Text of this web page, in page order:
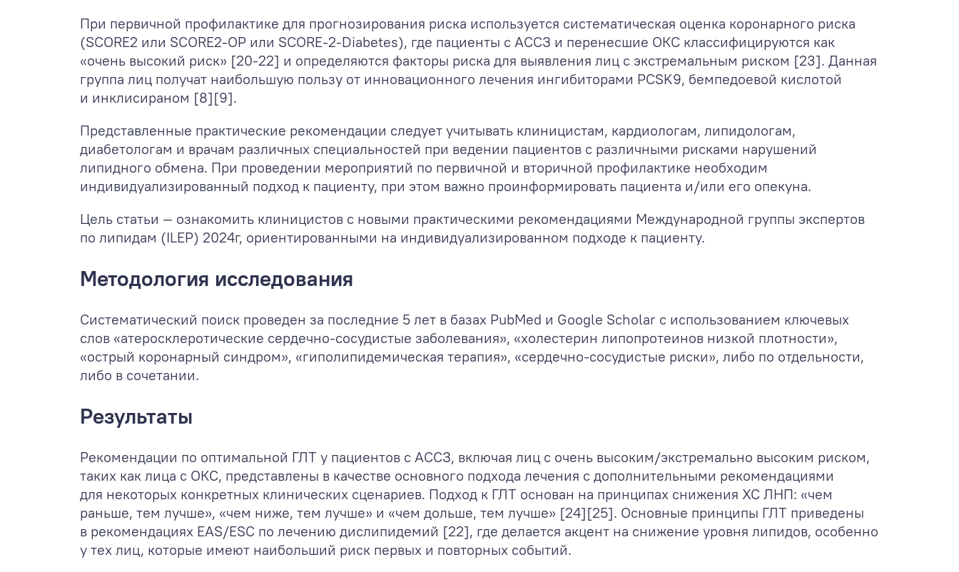
При первичной профилактике для прогнозирования риска используется систематическая оценка коронарного риска
(SCORE2 или SCORE2-OP или SCORE-2-Diabetes), где пациенты с АССЗ и перенесшие ОКС классифицируются как
«очень высокий риск» [20-22] и определяются факторы риска для выявления лиц с экстремальным риском [23]. Данная
группа лиц получат наибольшую пользу от инновационного лечения ингибиторами PCSK9, бемпедоевой кислотой
и инклисираном [8][9].
Представленные практические рекомендации следует учитывать клиницистам, кардиологам, липидологам,
диабетологам и врачам различных специальностей при ведении пациентов с различными рисками нарушений
липидного обмена. При проведении мероприятий по первичной и вторичной профилактике необходим
индивидуализированный подход к пациенту, при этом важно проинформировать пациента и/или его опекуна.
Цель статьи — ознакомить клиницистов с новыми практическими рекомендациями Международной группы экспертов
по липидам (ILEP) 2024г, ориентированными на индивидуализированном подходе к пациенту.
Методология исследования
Систематический поиск проведен за последние 5 лет в базах PubMed и Google Scholar с использованием ключевых
слов «атеросклеротические сердечно-сосудистые заболевания», «холестерин липопротеинов низкой плотности»,
«острый коронарный синдром», «гиполипидемическая терапия», «сердечно-сосудистые риски», либо по отдельности,
либо в сочетании.
Результаты
Рекомендации по оптимальной ГЛТ у пациентов с АССЗ, включая лиц с очень высоким/экстремально высоким риском,
таких как лица с ОКС, представлены в качестве основного подхода лечения с дополнительными рекомендациями
для некоторых конкретных клинических сценариев. Подход к ГЛТ основан на принципах снижения ХС ЛНП: «чем
раньше, тем лучше», «чем ниже, тем лучше» и «чем дольше, тем лучше» [24][25]. Основные принципы ГЛТ приведены
в рекомендациях EAS/ESC по лечению дислипидемий [22], где делается акцент на снижение уровня липидов, особенно
у тех лиц, которые имеют наибольший риск первых и повторных событий.